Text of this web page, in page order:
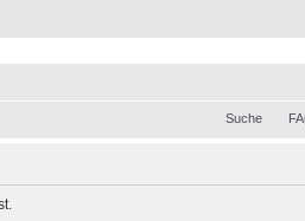
Suche